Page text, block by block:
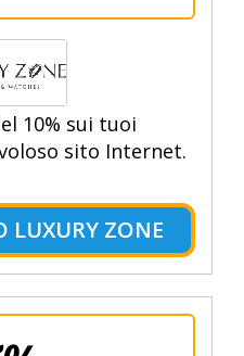
10% sui tuoi
sito Internet.
LUXURY ZONE